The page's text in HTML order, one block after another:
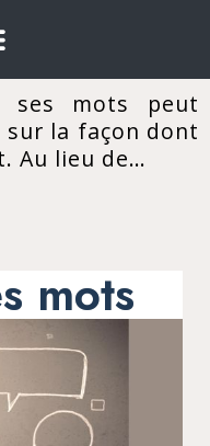
ses mots peut
la façon dont
Au lieu de…
mots